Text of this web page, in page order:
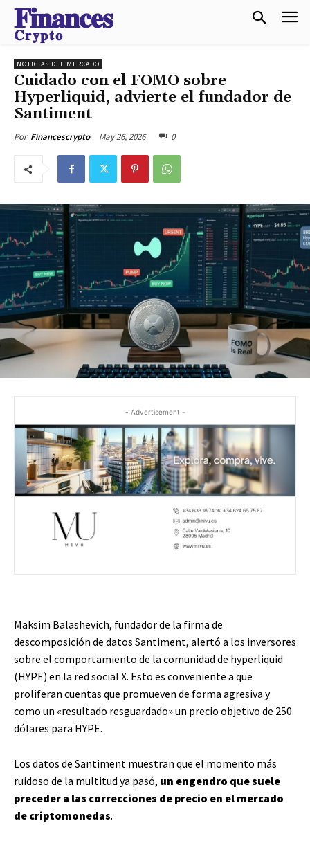
𝐅𝐢𝐧𝐚𝐧𝐜𝐞𝐬
𝐂𝐫𝐲𝐩𝐭𝐨
NOTICIAS DEL MERCADO
Cuidado con el FOMO sobre
Hyperliquid, advierte el fundador de
Santiment
Por Financescrypto May 26, 2026 0
- Advertisement -
Maksim Balashevich, fundador de la firma de
descomposición de datos Santiment, alertó a los inversores
sobre el comportamiento de la comunidad de hyperliquid
(HYPE) en la red social X. Esto es conveniente a que
proliferan cuentas que promueven de forma agresiva y
como un «resultado resguardado» un precio objetivo de 250
dólares para HYPE.
Los datos de Santiment muestran que el momento más
ruidoso de la multitud ya pasó, un engendro que suele
preceder a las correcciones de precio en el mercado
de criptomonedas.